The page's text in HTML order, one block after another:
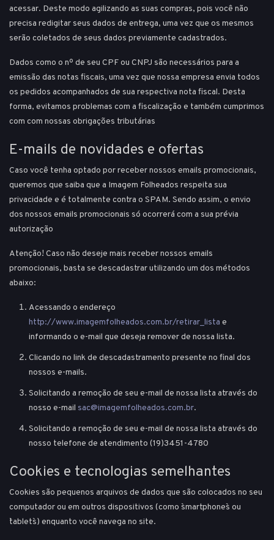
acessar. Deste modo agilizando as suas compras, pois você não
precisa redigitar seus dados de entrega, uma vez que os mesmos
serão coletados de seus dados previamente cadastrados.
Dados como o nº de seu CPF ou CNPJ são necessários para a
emissão das notas fiscais, uma vez que nossa empresa envia todos
os pedidos acompanhados de sua respectiva nota fiscal. Desta
forma, evitamos problemas com a fiscalização e também cumprimos
com com nossas obrigações tributárias
E-mails de novidades e ofertas
Caso você tenha optado por receber nossos emails promocionais,
queremos que saiba que a Imagem Folheados respeita sua
privacidade e é totalmente contra o SPAM. Sendo assim, o envio
dos nossos emails promocionais só ocorrerá com a sua prévia
autorização
Atenção! Caso não deseje mais receber nossos emails
promocionais, basta se descadastrar utilizando um dos métodos
abaixo:
Acessando o endereço
http://www.imagemfolheados.com.br/retirar_lista e
informando o e-mail que deseja remover de nossa lista.
Clicando no link de descadastramento presente no final dos
nossos e-mails.
Solicitando a remoção de seu e-mail de nossa lista através do
nosso e-mail sac@imagemfolheados.com.br.
Solicitando a remoção de seu e-mail de nossa lista através do
nosso telefone de atendimento (19)3451-4780
Cookies e tecnologias semelhantes
Cookies são pequenos arquivos de dados que são colocados no seu
computador ou em outros dispositivos (como `smartphones` ou
`tablets`) enquanto você navega no site.